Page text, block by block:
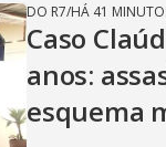
DO R7/HÁ 41
Caso
anos:
esquema